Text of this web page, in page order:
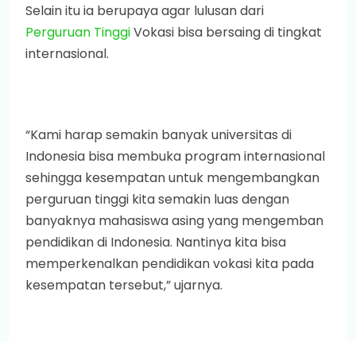
Selain itu ia berupaya agar lulusan dari
Perguruan TinggiVokasi bisa bersaing di tingkat
internasional.
“Kami harap semakin banyak universitas di
Indonesia bisa membuka program internasional
sehingga kesempatan untuk mengembangkan
perguruan tinggi kita semakin luas dengan
banyaknya mahasiswa asing yang mengemban
pendidikan di Indonesia. Nantinya kita bisa
memperkenalkan pendidikan vokasi kita pada
kesempatan tersebut,” ujarnya.